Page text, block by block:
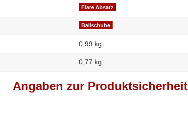
Flare Absatz
Ballschuhe
0,99 kg
0,77 kg
Angaben zur Produktsicherheit